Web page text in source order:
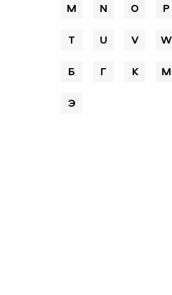
M N O P
T U V W
Б Г К М
Э